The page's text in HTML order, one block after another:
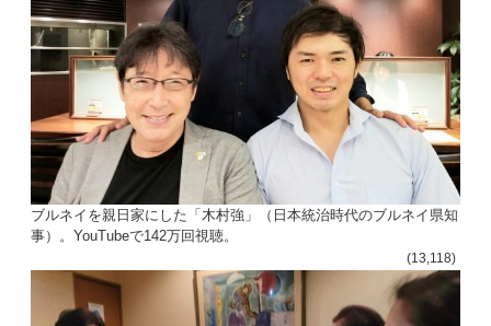
ブルネイを親日家にした「木村強」（日本統治時代のブルネイ県知
事）。YouTubeで142万回視聴。
(13,118)